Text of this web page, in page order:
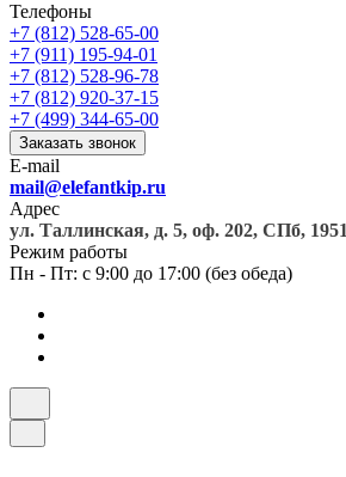
Телефоны
+7 (812) 528-65-00
+7 (911) 195-94-01
+7 (812) 528-96-78
+7 (812) 920-37-15
+7 (499) 344-65-00
Заказать звонок
E-mail
mail@elefantkip.ru
Адрес
ул. Таллинская, д. 5, оф. 202, СПб,
Режим работы
Пн - Пт: с 9:00 до 17:00 (без обеда)